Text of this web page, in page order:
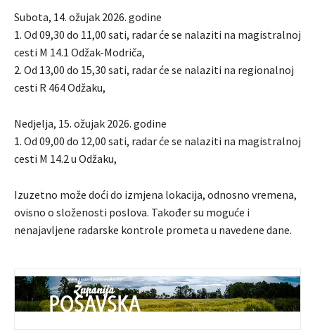
Subota, 14. ožujak 2026. godine
1. Od 09,30 do 11,00 sati, radar će se nalaziti na magistralnoj
cesti M 14.1 Odžak-Modriča,
2. Od 13,00 do 15,30 sati, radar će se nalaziti na regionalnoj
cesti R 464 Odžaku,
Nedjelja, 15. ožujak 2026. godine
1. Od 09,00 do 12,00 sati, radar će se nalaziti na magistralnoj
cesti M 14.2 u Odžaku,
Izuzetno može doći do izmjena lokacija, odnosno vremena,
ovisno o složenosti poslova. Također su moguće i
nenajavljene radarske kontrole prometa u navedene dane.